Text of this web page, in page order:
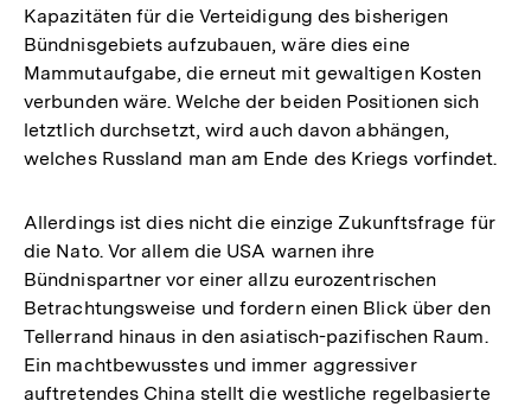
Kapazitäten für die Verteidigung des bisherigen
Bündnisgebiets aufzubauen, wäre dies eine
Mammutaufgabe, die erneut mit gewaltigen Kosten
verbunden wäre. Welche der beiden Positionen sich
letztlich durchsetzt, wird auch davon abhängen,
welches Russland man am Ende des Kriegs vorfindet.
Allerdings ist dies nicht die einzige Zukunftsfrage für
die Nato. Vor allem die USA warnen ihre
Bündnispartner vor einer allzu eurozentrischen
Betrachtungsweise und fordern einen Blick über den
Tellerrand hinaus in den asiatisch-pazifischen Raum.
Ein machtbewusstes und immer aggressiver
auftretendes China stellt die westliche regelbasierte